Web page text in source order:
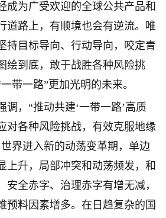
成为广受欢迎的全球公共产品和
道路上，有顺境也会有逆流。唯
持目标导向、行动导向，咬定青
绘到底，敢于战胜各种风险挑
带一路”更加光明的未来。
，“推动共建‘一带一路’高质
对各种风险挑战，有效克服地缘
界进入新的动荡变革期，单边
上升，局部冲突和动荡频发，和
安全赤字、治理赤字有增无减，
预料因素增多。在日趋复杂的国